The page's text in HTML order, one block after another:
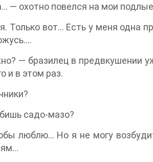
— охотно повелся на мои
Только вот… Есть у меня одна
— бразилец в предвкушении
и в этом раз.
садо-мазо?
люблю… Но я не могу